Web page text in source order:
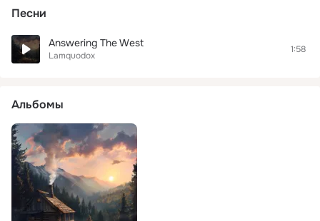
Песни
Answering The West
Lamquodox
1:58
Альбомы